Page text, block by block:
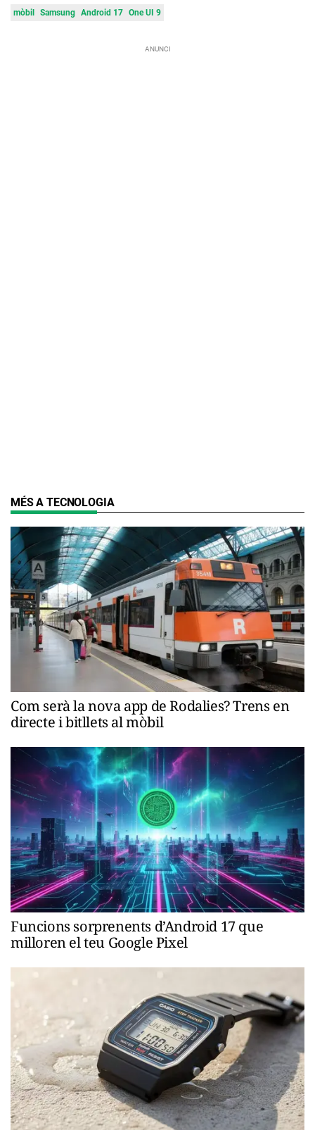
mòbil Samsung Android 17 One UI 9
MÉS A TECNOLOGIA
Com serà la nova app de Rodalies? Trens en
directe i bitllets al mòbil
Funcions sorprenents d’Android 17 que
milloren el teu Google Pixel